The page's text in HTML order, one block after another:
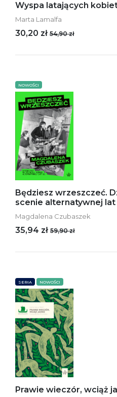
Wyspa latających
Marta Lamalfa
30,20 zł 54,90 zł
NOWOŚCI
Będziesz wrzeszczeć.
scenie alternatywnej lat
Magdalena Czubaszek
35,94 zł 59,90 zł
SERIA NOWOŚCI
Prawie wieczór, wciąż